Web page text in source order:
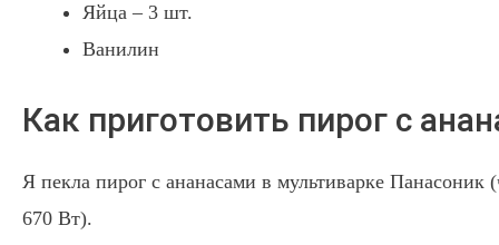
Яйца – 3 шт.
Ванилин
Как приготовить пирог с
Я пекла пирог с ананасами в мультиварке
670 Вт).